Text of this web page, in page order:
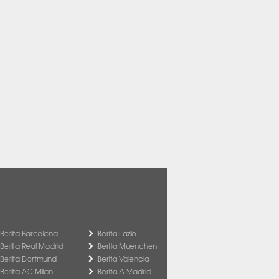
Berita Barcelona
Berita Real Madrid
Berita Dortmund
Berita AC Milan
Berita Lazio
Berita Muenchen
Berita Valencia
Berita A Madrid